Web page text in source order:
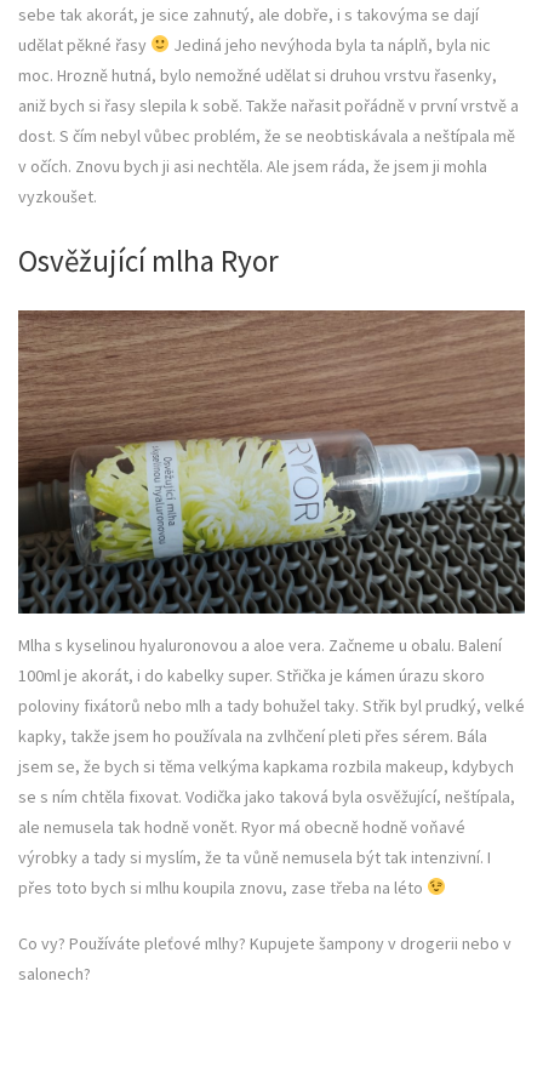
sebe tak akorát, je sice zahnutý, ale dobře, i s takovýma se dají
udělat pěkné řasy
Jediná jeho nevýhoda byla ta náplň, byla nic
moc. Hrozně hutná, bylo nemožné udělat si druhou vrstvu řasenky,
aniž bych si řasy slepila k sobě. Takže nařasit pořádně v první vrstvě a
dost. S čím nebyl vůbec problém, že se neobtiskávala a neštípala mě
v očích. Znovu bych ji asi nechtěla. Ale jsem ráda, že jsem ji mohla
vyzkoušet.
Osvěžující mlha Ryor
Mlha s kyselinou hyaluronovou a aloe vera. Začneme u obalu. Balení
100ml je akorát, i do kabelky super. Střička je kámen úrazu skoro
poloviny fixátorů nebo mlh a tady bohužel taky. Střik byl prudký, velké
kapky, takže jsem ho používala na zvlhčení pleti přes sérem. Bála
jsem se, že bych si těma velkýma kapkama rozbila makeup, kdybych
se s ním chtěla fixovat. Vodička jako taková byla osvěžující, neštípala,
ale nemusela tak hodně vonět. Ryor má obecně hodně voňavé
výrobky a tady si myslím, že ta vůně nemusela být tak intenzivní. I
přes toto bych si mlhu koupila znovu, zase třeba na léto
Co vy? Používáte pleťové mlhy? Kupujete šampony v drogerii nebo v
salonech?